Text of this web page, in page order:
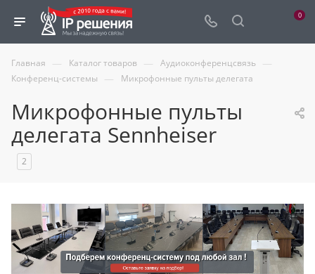
0
Главная — Каталог товаров — Аудиоконференцсвязь —
Конференц-системы — Микрофонные пульты делегата
Микрофонные пульты
делегата Sennheiser
2